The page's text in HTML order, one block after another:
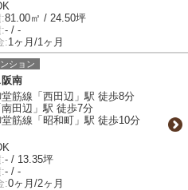
81.00㎡ / 24.50坪
- / -
:1ヶ月/1ヶ月
ション
南
筋線「西田辺」駅 徒歩8分
田辺」駅 徒歩7分
筋線「昭和町」駅 徒歩10分
- / 13.35坪
- / -
:0ヶ月/2ヶ月